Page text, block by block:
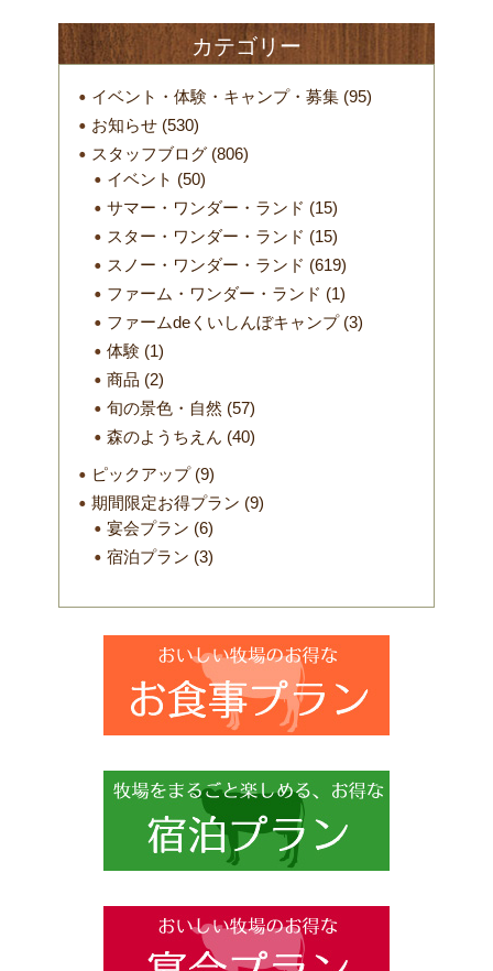
カテゴリー
イベント・体験・キャンプ・募集(95)
お知らせ(530)
スタッフブログ(806)
イベント (50)
サマー・ワンダー・ランド (15)
スター・ワンダー・ランド (15)
スノー・ワンダー・ランド (619)
ファーム・ワンダー・ランド (1)
ファームdeくいしんぼキャンプ(3)
体験 (1)
商品 (2)
旬の景色・自然 (57)
森のようちえん (40)
ピックアップ(9)
期間限定お得プラン (9)
宴会プラン (6)
宿泊プラン (3)